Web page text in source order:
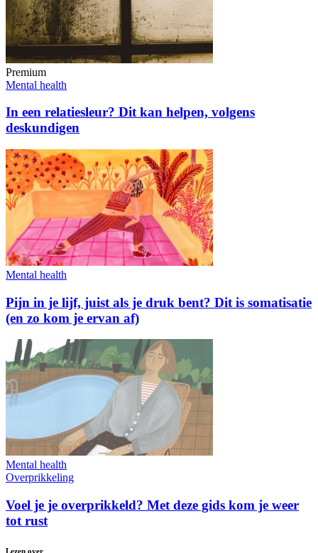
Premium
Mental health
In een relatiesleur? Dit kan helpen, volgens
deskundigen
Mental health
Pijn in je lijf, juist als je druk bent? Dit is somatisatie
(en zo kom je ervan af)
Mental health
Overprikkeling
Voel je je overprikkeld? Met deze gids kom je weer
tot rust
Lezen over